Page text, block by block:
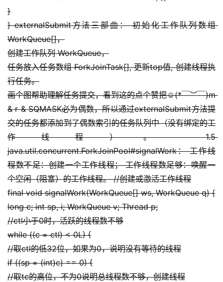
}
} externalSubmit方法三部曲： 初始化工作队列数组
WorkQueue[]，
创建工作队列 WorkQueue，
任务放入任务数组 ForkJoinTask[], 更新top值, 创建线程执
行任务。
画个图帮助理解任务提交，看到这的点个赞把☺(*￣︶￣)m
& r & SQMASK必为偶数，所以通过externalSubmit方法提
交的任务都添加到了偶数索引的任务队列中（没有绑定的工
作线程）。 1.5
java.util.concurrent.ForkJoinPool#signalWork： 工作线
程数不足：创建一个工作线程； 工作线程数足够：唤醒一
个空闲（阻塞）的工作线程。 //创建或激活工作线程
final void signalWork(WorkQueue[] ws, WorkQueue q) {
long c; int sp, i; WorkQueue v; Thread p;
//ctl小于0时，活跃的线程数不够
while ((c = ctl) < 0L) {
//取ctl的低32位，如果为0，说明没有等待的线程
if ((sp = (int)c) == 0) {
//取tc的高位，不为0说明总线程数不够，创建线程